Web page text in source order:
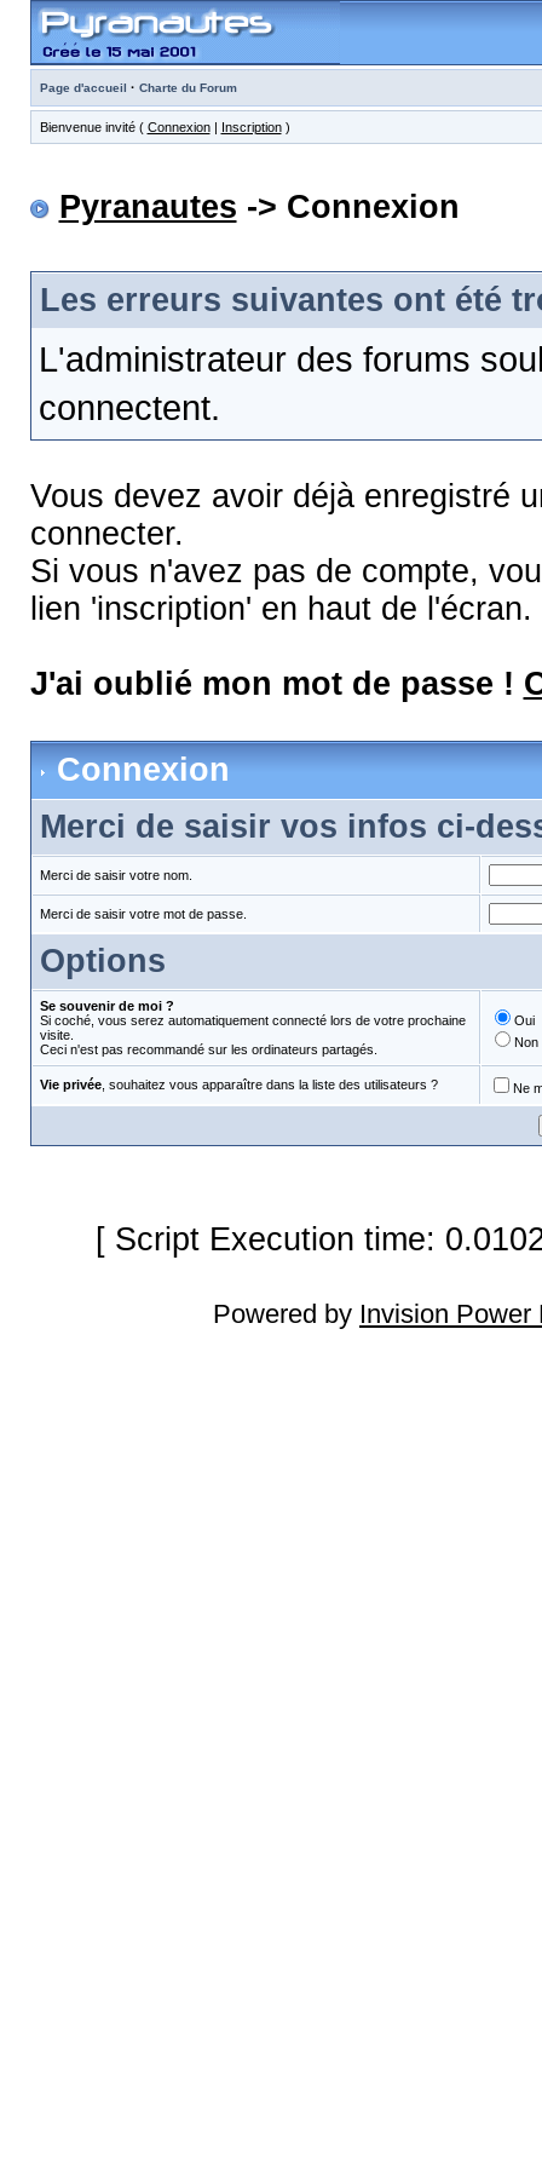
Page d'accueil · Charte du Forum
Bienvenue invité ( Connexion| Inscription)
Pyranautes -> Connexion
Les erreurs suivantes ont été
L'administrateur des forums
connectent.
Vous devez avoir déjà enregistré
connecter.
Si vous n'avez pas de compte,
lien 'inscription' en haut de l'écran.
J'ai oublié mon mot de passe !
Connexion
Merci de saisir vos infos ci-
Merci de saisir votre nom.
Merci de saisir votre mot de passe.
Options
Se souvenir de moi ?
Si coché, vous serez automatiquement connecté lors de votre prochaine
visite.
Ceci n'est pas recommandé sur les ordinateurs partagés.
Oui
Non
Vie privée, souhaitez vous apparaître dans la liste des utilisateurs ? Ne
[ Script Execution time:
Powered by Invision Power